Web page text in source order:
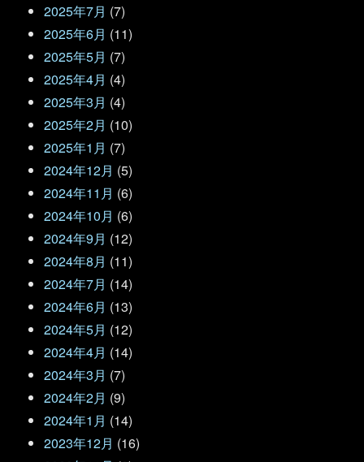
2025年7月 (7)
2025年6月 (11)
2025年5月 (7)
2025年4月 (4)
2025年3月 (4)
2025年2月 (10)
2025年1月 (7)
2024年12月 (5)
2024年11月 (6)
2024年10月 (6)
2024年9月 (12)
2024年8月 (11)
2024年7月 (14)
2024年6月 (13)
2024年5月 (12)
2024年4月 (14)
2024年3月 (7)
2024年2月 (9)
2024年1月 (14)
2023年12月 (16)